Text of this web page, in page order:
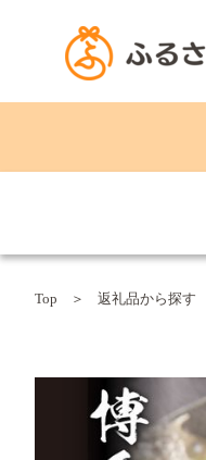
Top 返礼品から探す